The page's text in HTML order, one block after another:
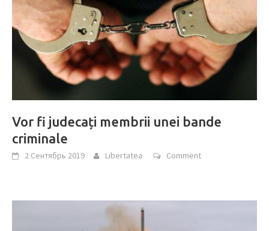
Vor fi judecați membrii unei bande
criminale
2 Сентябрь 2019 Libertatea Comment